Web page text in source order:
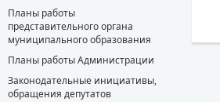
Планы работы
представительного органа
муниципального образования
Планы работы Администрации
Законодательные инициативы,
обращения депутатов